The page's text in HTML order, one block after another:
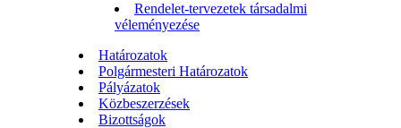
Rendelet-tervezetek társadalmi
véleményezése
Határozatok
Polgármesteri Határozatok
Pályázatok
Közbeszerzések
Bizottságok